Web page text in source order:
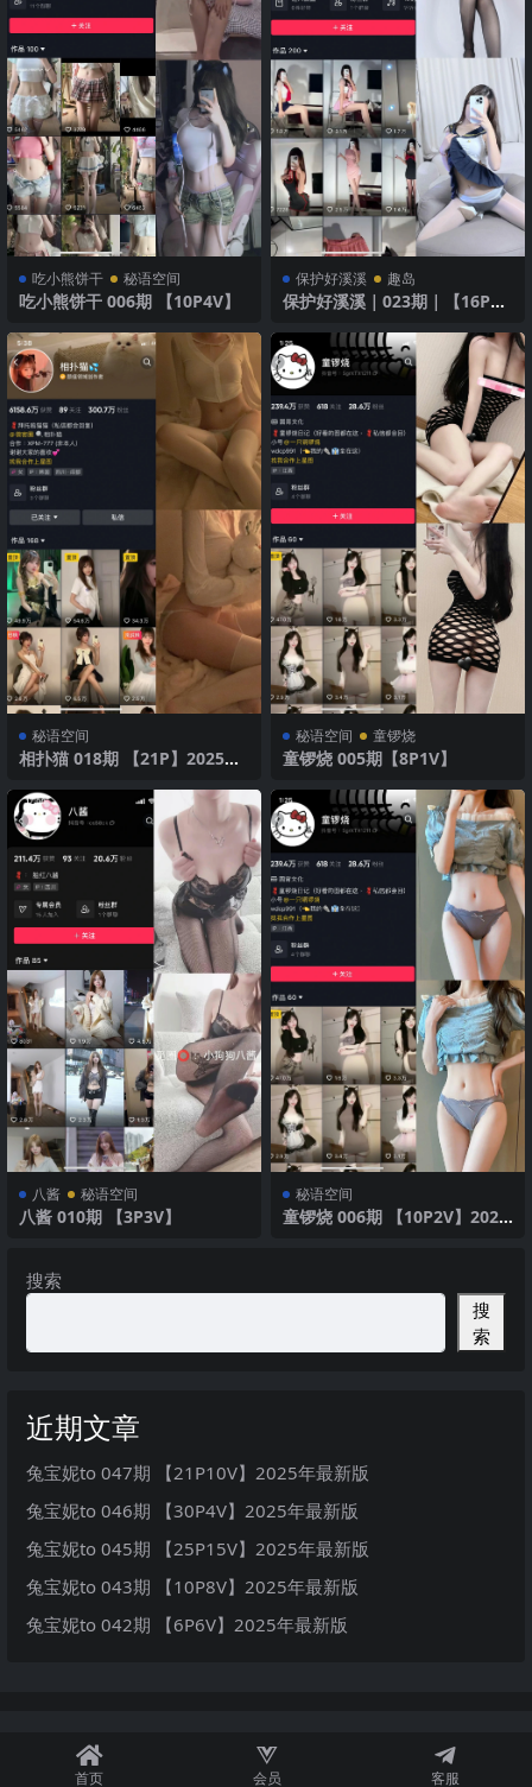
吃小熊饼干 秘语空间
吃小熊饼干 006期 【10P4V】
保护好溪溪 趣岛
保护好溪溪｜023期｜【16P】
秘语空间
相扑猫 018期 【21P】2025年
秘语空间 童锣烧
童锣烧 005期【8P1V】
八酱 秘语空间
八酱 010期 【3P3V】
秘语空间
童锣烧 006期 【10P2V】2025
搜索
搜
索
近期文章
兔宝妮to 047期 【21P10V】2025年最新版
兔宝妮to 046期 【30P4V】2025年最新版
兔宝妮to 045期 【25P15V】2025年最新版
兔宝妮to 043期 【10P8V】2025年最新版
兔宝妮to 042期 【6P6V】2025年最新版
首页 会员 客服